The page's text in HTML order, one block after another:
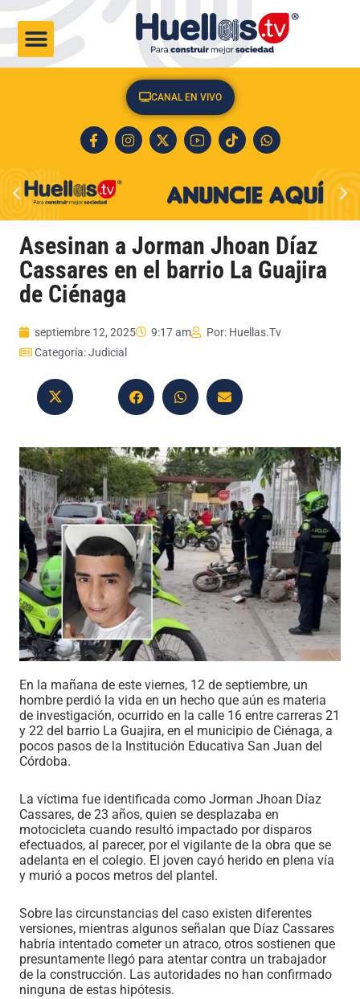
CANAL EN VIVO
Asesinan a Jorman Jhoan Díaz
Cassares en el barrio La Guajira
de Ciénaga
septiembre 12, 2025 9:17 am Por: Huellas.Tv
Categoría:Judicial
En la mañana de este viernes, 12 de septiembre, un
hombre perdió la vida en un hecho que aún es materia
de investigación, ocurrido en la calle 16 entre carreras 21
y 22 del barrio La Guajira, en el municipio de Ciénaga, a
pocos pasos de la Institución Educativa San Juan del
Córdoba.
La víctima fue identificada como Jorman Jhoan Díaz
Cassares, de 23 años, quien se desplazaba en
motocicleta cuando resultó impactado por disparos
efectuados, al parecer, por el vigilante de la obra que se
adelanta en el colegio. El joven cayó herido en plena vía
y murió a pocos metros del plantel.
Sobre las circunstancias del caso existen diferentes
versiones, mientras algunos señalan que Díaz Cassares
habría intentado cometer un atraco, otros sostienen que
presuntamente llegó para atentar contra un trabajador
de la construcción. Las autoridades no han confirmado
ninguna de estas hipótesis.